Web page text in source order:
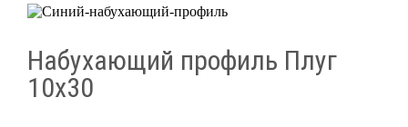
Набухающий профиль Плуг
10х30